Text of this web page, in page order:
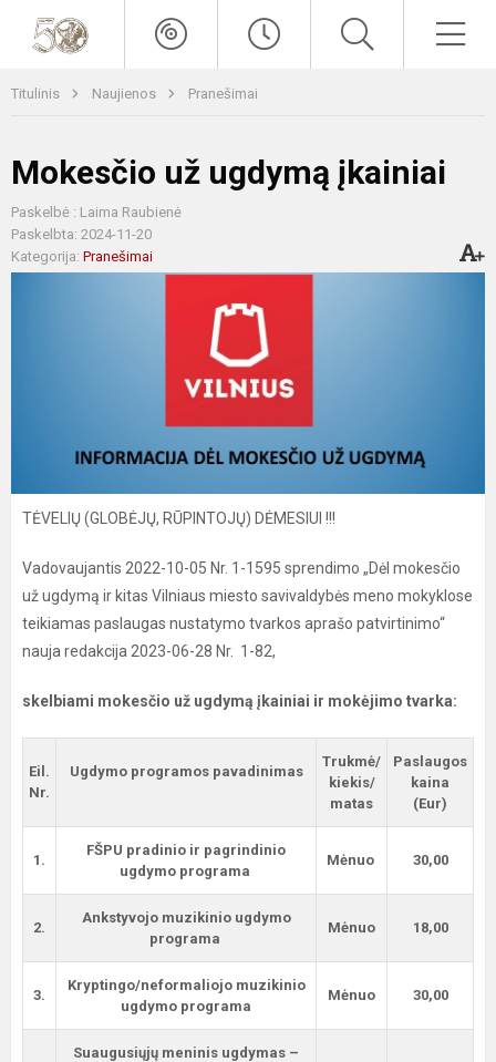
Titulinis Naujienos Pranešimai
Mokesčio už ugdymą įkainiai
Paskelbė : Laima Raubienė
Paskelbta: 2024-11-20
Kategorija: Pranešimai
TĖVELIŲ (GLOBĖJŲ, RŪPINTOJŲ) DĖMESIUI !!!
Vadovaujantis 2022-10-05 Nr. 1-1595 sprendimo „Dėl mokesčio
už ugdymą ir kitas Vilniaus miesto savivaldybės meno mokyklose
teikiamas paslaugas nustatymo tvarkos aprašo patvirtinimo“
nauja redakcija 2023-06-28 Nr. 1-82,
skelbiami mokesčio už ugdymą įkainiai ir mokėjimo tvarka:
Eil.
Nr.
Ugdymo programos pavadinimas
Trukmė/
kiekis/
matas
Paslaugos
kaina
(Eur)
1.
FŠPU pradinio ir pagrindinio
ugdymo programa
Mėnuo 30,00
2.
Ankstyvojo muzikinio ugdymo
programa
Mėnuo 18,00
3.
Kryptingo/neformaliojo muzikinio
ugdymo programa
Mėnuo 30,00
Suaugusiųjų meninis ugdymas –